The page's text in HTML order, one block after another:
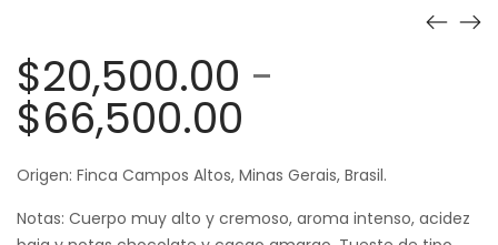
$20,500.00 -
$66,500.00
de
precios:
Origen: Finca Campos Altos, Minas Gerais, Brasil.
Notas: Cuerpo muy alto y cremoso, aroma intenso, acidez